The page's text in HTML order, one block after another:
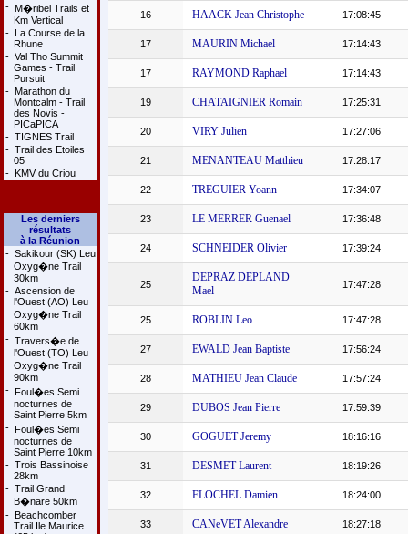
- M�ribel Trails et
Km Vertical
- La Course de la
Rhune
- Val Tho Summit
Games - Trail
Pursuit
- Marathon du
Montcalm - Trail
des Novis -
PICaPICA
- TIGNES Trail
- Trail des Etoiles
05
- KMV du Criou
Les derniers
résultats
à la Réunion
- Sakikour (SK) Leu
Oxyg�ne Trail
30km
- Ascension de
l'Ouest (AO) Leu
Oxyg�ne Trail
60km
- Travers�e de
l'Ouest (TO) Leu
Oxyg�ne Trail
90km
- Foul�es Semi
nocturnes de
Saint Pierre 5km
- Foul�es Semi
nocturnes de
Saint Pierre 10km
- Trois Bassinoise
28km
- Trail Grand
B�nare 50km
- Beachcomber
Trail Ile Maurice
16 HAACK Jean Christophe 17:08:45
17 MAURIN Michael 17:14:43
17 RAYMOND Raphael 17:14:43
19 CHATAIGNIER Romain 17:25:31
20 VIRY Julien 17:27:06
21 MENANTEAU Matthieu 17:28:17
22 TREGUIER Yoann 17:34:07
23 LE MERRER Guenael 17:36:48
24 SCHNEIDER Olivier 17:39:24
25
DEPRAZ DEPLAND
Mael
17:47:28
25 ROBLIN Leo 17:47:28
27 EWALD Jean Baptiste 17:56:24
28 MATHIEU Jean Claude 17:57:24
29 DUBOS Jean Pierre 17:59:39
30 GOGUET Jeremy 18:16:16
31 DESMET Laurent 18:19:26
32 FLOCHEL Damien 18:24:00
33 CANeVET Alexandre 18:27:18